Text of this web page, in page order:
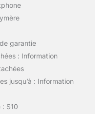
garantie
: Information
jusqu’à : Information
S10